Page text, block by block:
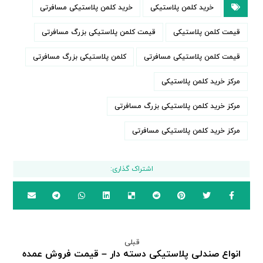
خرید کلمن پلاستیکی خرید کلمن پلاستیکی مسافرتی
قیمت کلمن پلاستیکی قیمت کلمن پلاستیکی بزرگ مسافرتی
قیمت کلمن پلاستیکی مسافرتی کلمن پلاستیکی بزرگ مسافرتی
مرکز خرید کلمن پلاستیکی
مرکز خرید کلمن پلاستیکی بزرگ مسافرتی
مرکز خرید کلمن پلاستیکی مسافرتی
قبلی
انواع صندلی پلاستیکی دسته دار – قیمت فروش عمده